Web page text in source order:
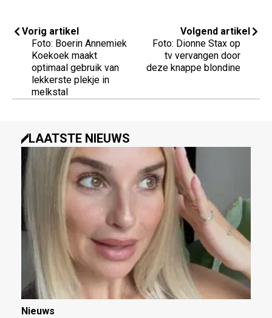
Vorig artikel
Foto: Boerin Annemiek
Koekoek maakt
optimaal gebruik van
lekkerste plekje in
melkstal
Volgend artikel
Foto: Dionne Stax op
tv vervangen door
deze knappe blondine
LAATSTE NIEUWS
Nieuws